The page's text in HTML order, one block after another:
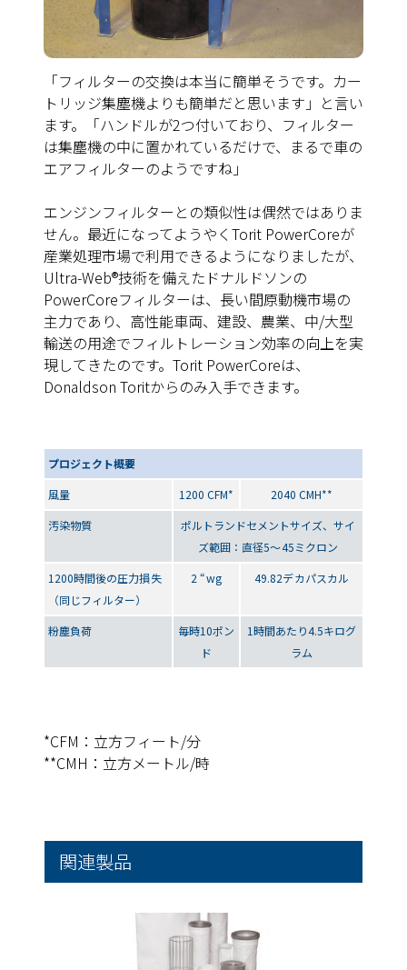
「フィルターの交換は本当に簡単そうです。カー
トリッジ集塵機よりも簡単だと思います」と言い
ます。「ハンドルが2つ付いており、フィルター
は集塵機の中に置かれているだけで、まるで車の
エアフィルターのようですね」
エンジンフィルターとの類似性は偶然ではありま
せん。最近になってようやくTorit PowerCoreが
産業処理市場で利用できるようになりましたが、
Ultra-Web®技術を備えたドナルドソンの
PowerCoreフィルターは、長い間原動機市場の
主力であり、高性能車両、建設、農業、中/大型
輸送の用途でフィルトレーション効率の向上を実
現してきたのです。Torit PowerCoreは、
Donaldson Toritからのみ入手できます。
プロジェクト概要
風量
1200 CFM*
2040 CMH**
汚染物質
ポルトランドセメントサイズ、サイ
ズ範囲：直径5～45ミクロン
1200時間後の圧力損失
（同じフィルター）
2 “wg 49.82デカパスカル
粉塵負荷
毎時10ポン
ド
1時間あたり4.5キログ
ラム
*CFM：立方フィート/分
**CMH：立方メートル/時
関連製品